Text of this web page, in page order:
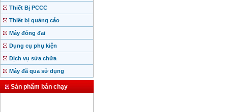
Thiết Bị PCCC
Thiết bị quảng cáo
Máy đóng đai
Dụng cụ phụ kiện
Dịch vụ sửa chữa
Máy đã qua sử dụng
Sản phẩm bán chạy